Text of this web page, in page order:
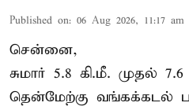
Published on: 06 Aug 2026, 11:17 am
சென்னை,
சுமார் 5.8 கி.மீ. முதல்
தென்மேற்கு வங்கக்கடல்